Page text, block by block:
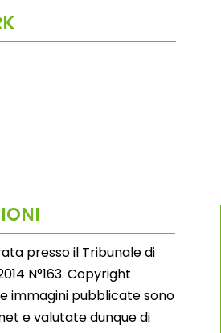
presso il Tribunale di
N°163. Copyright
immagini pubblicate sono
e valutate dunque di